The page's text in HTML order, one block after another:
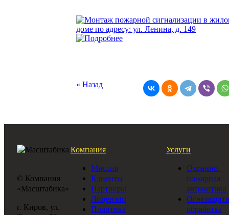
« Назад
© Компания
«Масштабика»
г. Киров, ул.
Компания
Миссия
Клиенты
Партнеры
Лицензии
Политика
Услуги
Охранно-
пожарная
автоматика
обработка